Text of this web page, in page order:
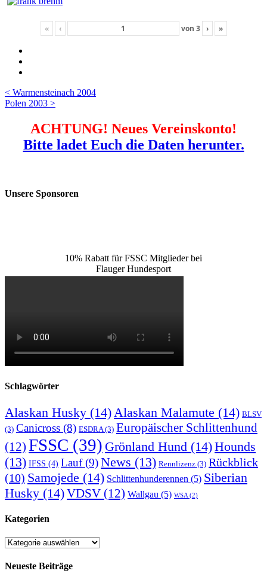
« ‹ von 3 › »
Beitragsnavigation
< Warmensteinach 2004
Polen 2003 >
ACHTUNG! Neues Vereinskonto!
Bitte ladet Euch die Daten herunter.
Unsere Sponsoren
10% Rabatt für FSSC Mitglieder bei
Flauger Hundesport
Schlagwörter
Alaskan Husky (14) Alaskan Malamute (14) BLSV
(3) Canicross (8) ESDRA (3) Europäischer Schlittenhund
(12) FSSC (39) Grönland Hund (14)Hounds
(13) IFSS (4) Lauf(9)News (13) Rennlizenz (3) Rückblick
(10) Samojede (14) Schlittenhunderennen (5) Siberian
Husky (14)VDSV (12) Wallgau (5) WSA (2)
Kategorien
Kategorien
Neueste Beiträge